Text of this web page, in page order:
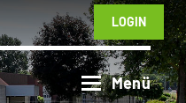
LOGIN